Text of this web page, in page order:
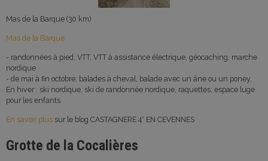
Mas de la Barque (30 km)
Mas de la Barque
- randonnées à pied, VTT, VTT à assistance électrique, géocaching, marche
nordique
- de mai à fin octobre: balades à cheval, balade avec un âne ou un poney,
En hiver : ski nordique, ski de randonnée nordique, raquettes, espace luge
pour les enfants
En savoir plus sur le blog CASTAGNERE 4* EN CEVENNES
Grotte de la Cocalières